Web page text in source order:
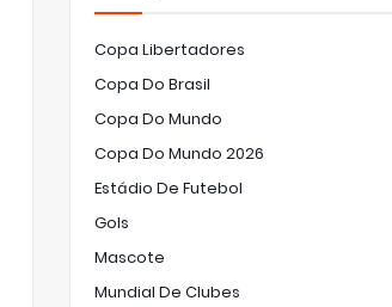
Copa Libertadores
Copa Do Brasil
Copa Do Mundo
Copa Do Mundo 2026
Estádio De Futebol
Gols
Mascote
Mundial De Clubes